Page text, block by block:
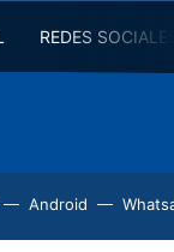
REDES
Android